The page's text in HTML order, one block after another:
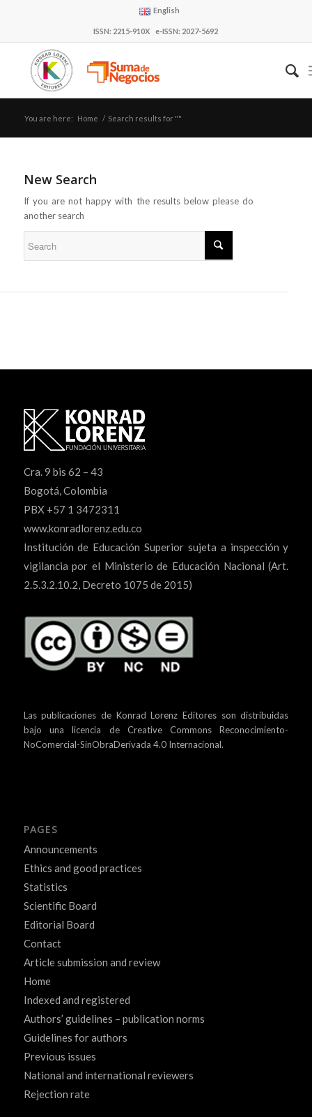
English
ISSN: 2215-910X e-ISSN: 2027-5692
You are here: Home / Search results for ""
New Search
If you are not happy with the results below please do
another search
Cra. 9 bis 62 – 43
Bogotá, Colombia
PBX +57 1 3472311
www.konradlorenz.edu.co
Institución de Educación Superior sujeta a inspección y
vigilancia por el Ministerio de Educación Nacional (Art.
2.5.3.2.10.2, Decreto 1075 de 2015)
Las publicaciones de Konrad Lorenz Editores son distribuidas
bajo unalicencia de Creative Commons Reconocimiento-
NoComercial-SinObraDerivada 4.0 Internacional.
PAGES
Announcements
Ethics and good practices
Statistics
Scientific Board
Editorial Board
Contact
Article submission and review
Home
Indexed and registered
Authors’ guidelines – publication norms
Guidelines for authors
Previous issues
National and international reviewers
Rejection rate